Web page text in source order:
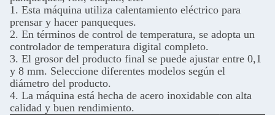
1. Esta máquina utiliza calentamiento eléctrico para
prensar y hacer panqueques.
2. En términos de control de temperatura, se adopta un
controlador de temperatura digital completo.
3. El grosor del producto final se puede ajustar entre 0,1
y 8 mm. Seleccione diferentes modelos según el
diámetro del producto.
4. La máquina está hecha de acero inoxidable con alta
calidad y buen rendimiento.